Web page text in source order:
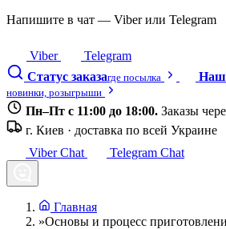
Напишите в чат — Viber или Telegram
Viber
Telegram
Статус заказагде посылка Наш
новинки, розыгрыши
Пн–Пт с 11:00 до 18:00. Заказы
г. Киев · доставка по всей Украине
Viber Chat
Telegram Chat
Главная
»Основы и процесс